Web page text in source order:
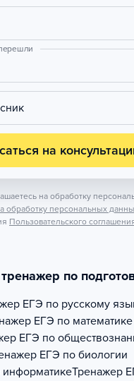
на
на обработку
обработку персональных
Пользовательского
по
ЕГЭ по русскому
ЕГЭ по математике
ЕГЭ по
ЕГЭ по биологии
Тренажер